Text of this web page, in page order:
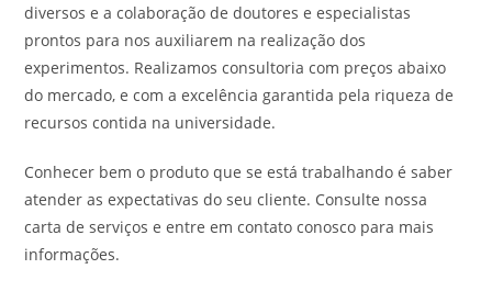
diversos e a colaboração de doutores e especialistas
prontos para nos auxiliarem na realização dos
experimentos. Realizamos consultoria com preços abaixo
do mercado, e com a excelência garantida pela riqueza de
recursos contida na universidade.
Conhecer bem o produto que se está trabalhando é saber
atender as expectativas do seu cliente. Consulte nossa
carta de serviços e entre em contato conosco para mais
informações.